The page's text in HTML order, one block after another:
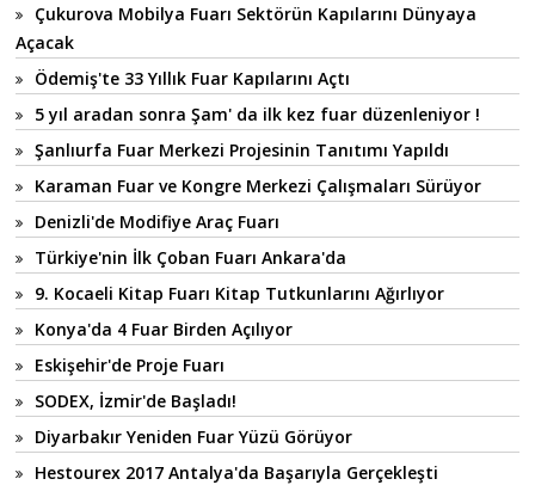
Çukurova Mobilya Fuarı Sektörün Kapılarını Dünyaya
Açacak
Ödemiş'te 33 Yıllık Fuar Kapılarını Açtı
5 yıl aradan sonra Şam' da ilk kez fuar düzenleniyor !
Şanlıurfa Fuar Merkezi Projesinin Tanıtımı Yapıldı
Karaman Fuar ve Kongre Merkezi Çalışmaları Sürüyor
Denizli'de Modifiye Araç Fuarı
Türkiye'nin İlk Çoban Fuarı Ankara'da
9. Kocaeli Kitap Fuarı Kitap Tutkunlarını Ağırlıyor
Konya'da 4 Fuar Birden Açılıyor
Eskişehir'de Proje Fuarı
SODEX, İzmir'de Başladı!
Diyarbakır Yeniden Fuar Yüzü Görüyor
Hestourex 2017 Antalya'da Başarıyla Gerçekleşti